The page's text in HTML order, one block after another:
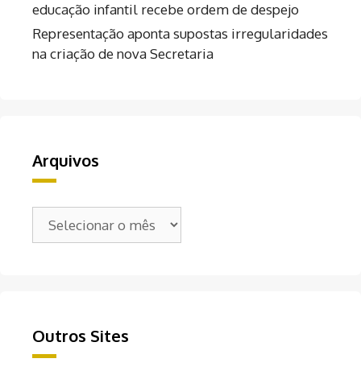
educação infantil recebe ordem de despejo
Representação aponta supostas irregularidades
na criação de nova Secretaria
Arquivos
Arquivos
Outros Sites